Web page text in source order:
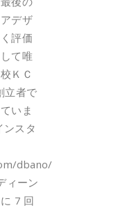
デザ
評価
て唯
ＫＣ
立者で
いま
スタ
dbano/
ィーン
7 回